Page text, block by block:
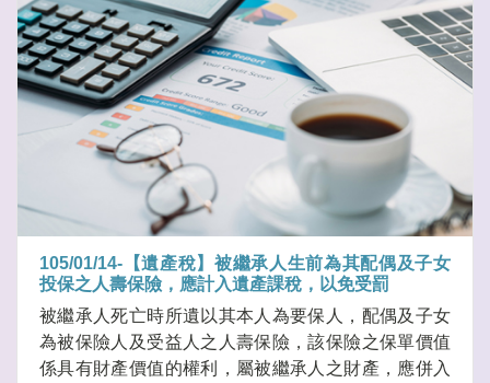
105/01/14-【遺產稅】被繼承人生前為其配偶及子女
投保之人壽保險，應計入遺產課稅，以免受罰
被繼承人死亡時所遺以其本人為要保人，配偶及子女
為被保險人及受益人之人壽保險，該保險之保單價值
係具有財產價值的權利，屬被繼承人之財產，應併入